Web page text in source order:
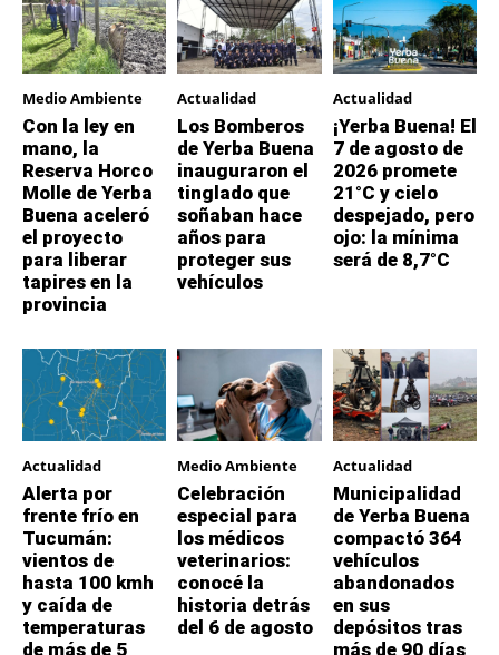
Medio Ambiente
Con la ley en
mano, la
Reserva Horco
Molle de Yerba
Buena aceleró
el proyecto
para liberar
tapires en la
provincia
Actualidad
Los Bomberos
de Yerba Buena
inauguraron el
tinglado que
soñaban hace
años para
proteger sus
vehículos
Actualidad
¡Yerba Buena! El
7 de agosto de
2026 promete
21°C y cielo
despejado, pero
ojo: la mínima
será de 8,7°C
Actualidad
Alerta por
frente frío en
Tucumán:
vientos de
hasta 100 kmh
y caída de
temperaturas
de más de 5
Medio Ambiente
Celebración
especial para
los médicos
veterinarios:
conocé la
historia detrás
del 6 de agosto
Actualidad
Municipalidad
de Yerba Buena
compactó 364
vehículos
abandonados
en sus
depósitos tras
más de 90 días